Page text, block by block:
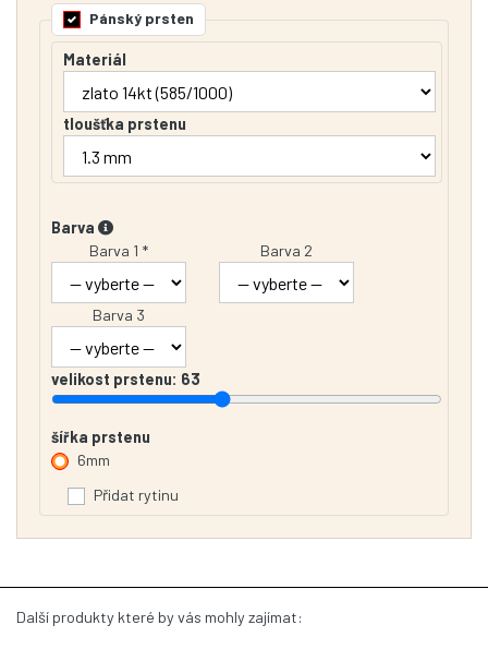
Pánský prsten
Materiál
tloušťka prstenu
Barva
Barva 1 *
Barva 2
Barva 3
velikost prstenu: 63
šířka prstenu
6mm
Přidat rytinu
Další produkty které by vás mohly zajímat: